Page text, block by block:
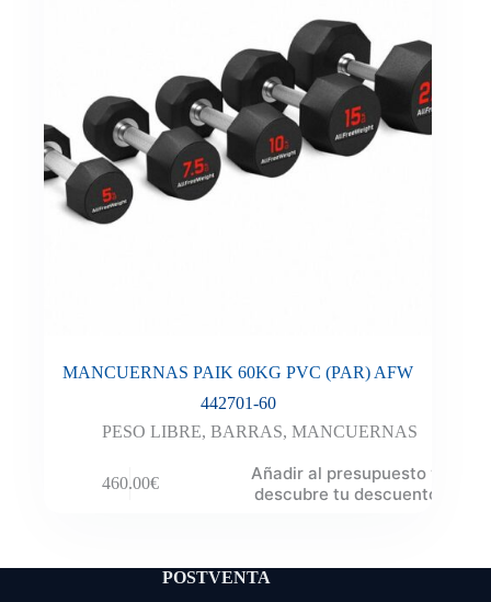
MANCUERNAS PAIK 60KG PVC (PAR) AFW
442701-60
PESO LIBRE,BARRAS,MANCUERNAS
460.00€
Añadir al presupuesto y
descubre tu descuento
POSTVENTA